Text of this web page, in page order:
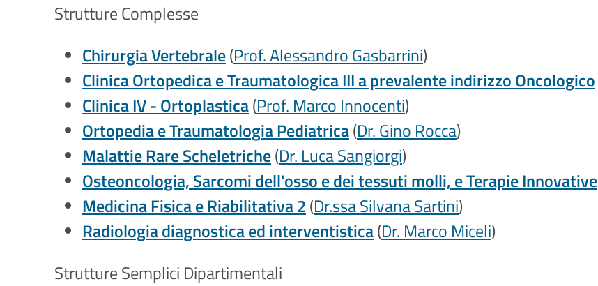
Strutture Complesse
Chirurgia Vertebrale(Prof. Alessandro Gasbarrini)
Clinica Ortopedica e Traumatologica III a prevalente indirizzo Oncologico
Clinica IV - Ortoplastica(Prof. Marco Innocenti)
Ortopedia e Traumatologia Pediatrica(Dr. Gino Rocca)
Malattie Rare Scheletriche(Dr. Luca Sangiorgi)
Osteoncologia, Sarcomi dell'osso e dei tessuti molli, e Terapie Innovative
Medicina Fisica e Riabilitativa 2(Dr.ssa Silvana Sartini)
Radiologia diagnostica ed interventistica(Dr. Marco Miceli)
Strutture Semplici Dipartimentali